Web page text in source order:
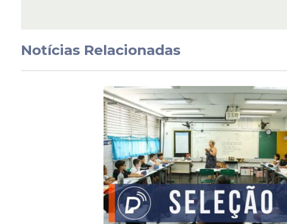
para estágio com bolsa de
até R$ 2.055,65; vaja como se
inscrever
Veja Também
Os estagiários receberão bolsa estágio de acordo com
para estudantes do ensino médio e de R$ 1.800 para
auxílio-transporte no valor de R$ 150.
Notícias Relacionadas